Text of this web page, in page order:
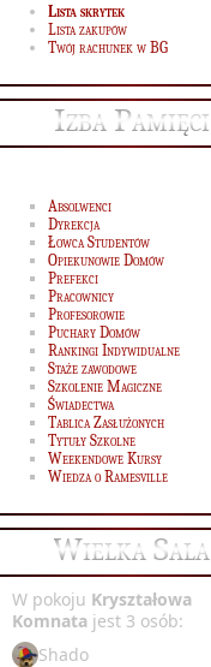
Lista skrytek
Lista zakupów
Twój rachunek w BG
Izba Pamięci
Absolwenci
Dyrekcja
Łowca Studentów
Opiekunowie Domów
Prefekci
Pracownicy
Profesorowie
Puchary Domów
Rankingi Indywidualne
Staże zawodowe
Szkolenie Magiczne
Świadectwa
Tablica Zasłużonych
Tytuły Szkolne
Weekendowe Kursy
Wiedza o Ramesville
Wielka Sala
W pokoju Kryształowa
Komnata jest 3 osób:
Shado